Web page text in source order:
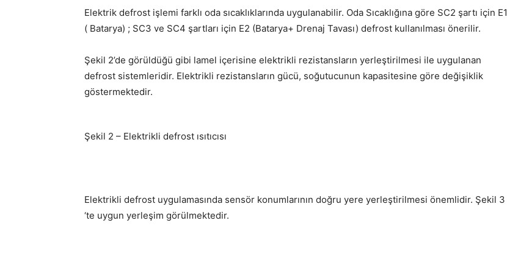
Elektrik defrost işlemi farklı oda sıcaklıklarında uygulanabilir. Oda Sıcaklığına göre SC2 şartı için E1
( Batarya) ; SC3 ve SC4 şartları için E2 (Batarya+ Drenaj Tavası) defrost kullanılması önerilir.
Şekil 2’de görüldüğü gibi lamel içerisine elektrikli rezistansların yerleştirilmesi ile uygulanan
defrost sistemleridir. Elektrikli rezistansların gücü, soğutucunun kapasitesine göre değişiklik
göstermektedir.
Şekil 2 – Elektrikli defrost ısıtıcısı
Elektrikli defrost uygulamasında sensör konumlarının doğru yere yerleştirilmesi önemlidir. Şekil 3
‘te uygun yerleşim görülmektedir.